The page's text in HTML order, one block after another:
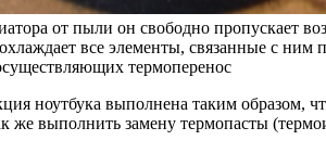
от пыли он свободно пропускает
все элементы, связанные с
термоперенос
ноутбука выполнена таким образом,
же выполнить замену термопасты